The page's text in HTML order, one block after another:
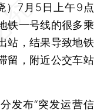
7月5日上午9点
铁一号线的很多乘
站，结果导致地铁
留，附近公交车站
布“突发运营信